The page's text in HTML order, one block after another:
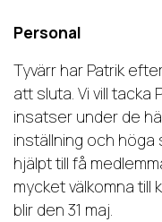
Personal
Tyvärr har Patrik
att sluta. Vi vill
insatser under de
inställning och höga
hjälpt till få
mycket välkomna till
blir den 31 maj.